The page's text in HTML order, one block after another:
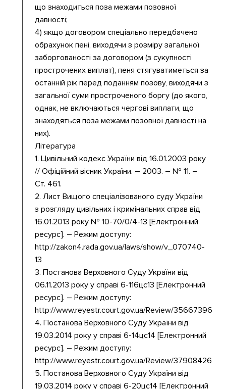
що знаходиться поза межами позовної
давності;
4) якщо договором спеціально передбачено
обрахунок пені, виходячи з розміру загальної
заборгованості за договором (з сукупності
прострочених виплат), пеня стягуватиметься за
останній рік перед поданням позову, виходячи з
загальної суми простроченого боргу (до якого,
однак, не включаються чергові виплати, що
знаходяться поза межами позовної давності на
них).
Література
1. Цивільний кодекс України від 16.01.2003 року
// Офіційний вісник України. – 2003. – № 11. –
Ст. 461.
2. Лист Вищого спеціалізованого суду України
з розгляду цивільних і кримінальних справ від
16.01.2013 року № 10-70/0/4-13 [Електронний
ресурс]. – Режим доступу:
http://zakon4.rada.gov.ua/laws/show/v_070740-
13
3. Постанова Верховного Суду України від
06.11.2013 року у справі 6-116цс13 [Електронний
ресурс]. – Режим доступу:
http://www.reyestr.court.gov.ua/Review/35667396
4. Постанова Верховного Суду України від
19.03.2014 року у справі 6-14цс14 [Електронний
ресурс]. – Режим доступу:
http://www.reyestr.court.gov.ua/Review/37908426
5. Постанова Верховного Суду України від
19.03.2014 року у справі 6-20цс14 [Електронний